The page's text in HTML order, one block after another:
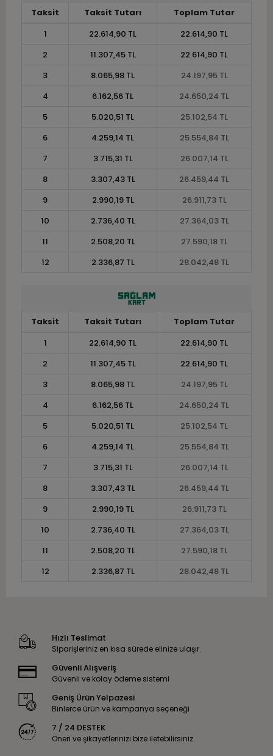
Taksit Taksit Tutarı
Toplam Tutar
1
22.614,90 TL
22.614,90 TL
2
11.307,45 TL
22.614,90 TL
3
8.065,98 TL
24.197,95 TL
4
6.162,56 TL
24.650,24 TL
5
5.020,51 TL
25.102,54 TL
6
4.259,14 TL
25.554,84 TL
7
3.715,31 TL
26.007,14 TL
8
3.307,43 TL
26.459,44 TL
9
2.990,19 TL
26.911,73 TL
10
2.736,40 TL
27.364,03 TL
11
2.508,20 TL
27.590,18 TL
12
2.336,87 TL 28.042,48 TL
Taksit Taksit Tutarı
Toplam Tutar
1
22.614,90 TL
22.614,90 TL
2
11.307,45 TL
22.614,90 TL
3
8.065,98 TL
24.197,95 TL
4
6.162,56 TL
24.650,24 TL
5
5.020,51 TL
25.102,54 TL
6
4.259,14 TL
25.554,84 TL
7
3.715,31 TL
26.007,14 TL
8
3.307,43 TL
26.459,44 TL
9
2.990,19 TL
26.911,73 TL
10
2.736,40 TL
27.364,03 TL
11
2.508,20 TL
27.590,18 TL
12
2.336,87 TL 28.042,48 TL
Hızlı Teslimat
Siparişleriniz en kısa sürede elinize ulaşır.
Güvenli Alışveriş
Güvenli ve kolay ödeme sistemi
Geniş Ürün Yelpazesi
Binlerce ürün ve kampanya seçeneği
7 / 24 DESTEK
Öneri ve şikayetlerinizi bize iletebilirsiniz.